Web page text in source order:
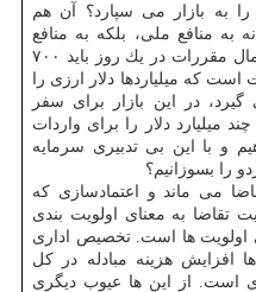
به بازار می سپارد؟ آن هم
به منافع ملی، بلكه به منافع
مادی خویش می اندیشند و برای اعمال مقررات در یك روز باید ۷۰۰
كه میلیاردها دلار ارزی را
در این بازار برای سفر
میلیارد دلار را برای واردات
و با این بی تدبیری سرمایه
را بسوزانیم؟
می ماند و اعتمادسازی كه
تقاضا به معنای اولویت بندی
اولویت ها است. تخصیص اداری
افزایش هزینه مبادله در كل
است. از این ها عیوب دیگری